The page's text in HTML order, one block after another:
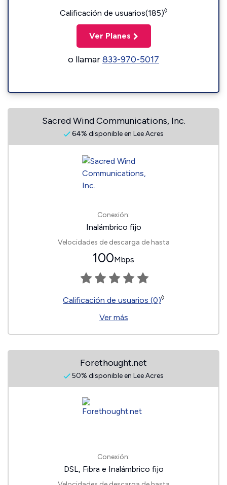
Calificación de usuarios(185)◊
Ver Planes
o llamar833-970-5017
Sacred Wind Communications, Inc.
64% disponible en Lee Acres
Conexión:
Inalámbrico fijo
Velocidades de descarga de hasta
100Mbps
Calificación de usuarios (0)◊
Ver más
Forethought.net
50% disponible en Lee Acres
Conexión:
DSL, Fibra e Inalámbrico fijo